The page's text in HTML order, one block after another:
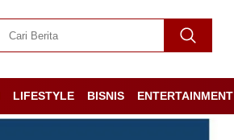
LIFESTYLE BISNIS ENTERTAINMENT